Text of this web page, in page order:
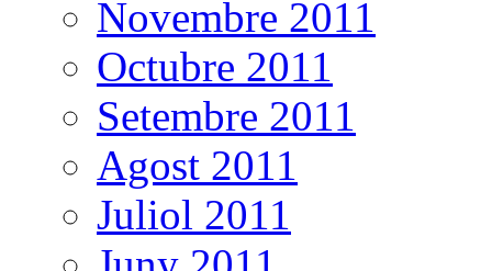
Novembre 2011
Octubre 2011
Setembre 2011
Agost 2011
Juliol 2011